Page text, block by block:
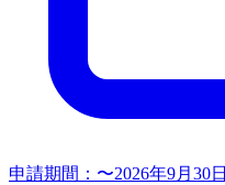
申請期間： 〜2026年9月30日